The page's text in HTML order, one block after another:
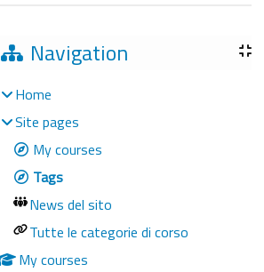
Navigation
Home
Site pages
My courses
Tags
News del sito
Tutte le categorie di corso
My courses